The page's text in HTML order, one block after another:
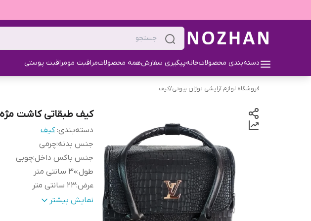
دسته‌بندی محصولاتخانهپیگیری سفارشهمه محصولاتمراقبت مومراقبت پوستی
فروشگاه لوازم آرایشی نوژان بیوتی/کیف
کیف طبقاتی کاشت مژه
دسته‌بندی:کیف
جنس بدنه:چرمی
جنس باکس داخل:چوبی
طول:30 سانتی متر
عرض:23 سانتی متر
ارتفاع 24 سانتی متر
نمایش بیشتر